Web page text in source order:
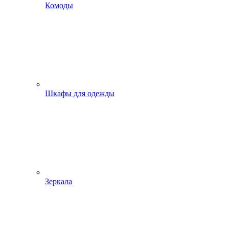
Комоды
Шкафы для одежды
Зеркала